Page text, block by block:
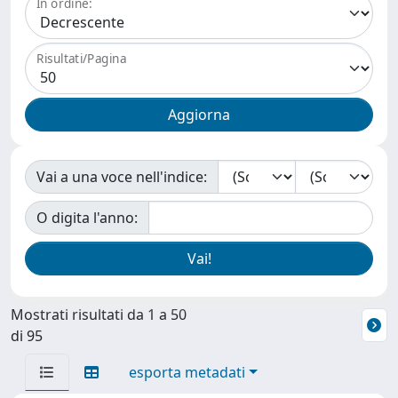
In ordine:
Risultati/Pagina
Vai a una voce nell'indice:
O digita l'anno:
Mostrati risultati da 1 a 50
di 95
esporta metadati